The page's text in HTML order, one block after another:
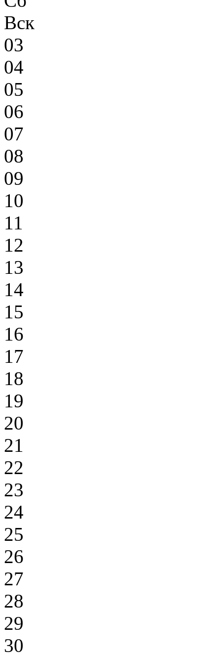
Вск
03
04
05
06
07
08
09
10
11
12
13
14
15
16
17
18
19
20
21
22
23
24
25
26
27
28
29
30